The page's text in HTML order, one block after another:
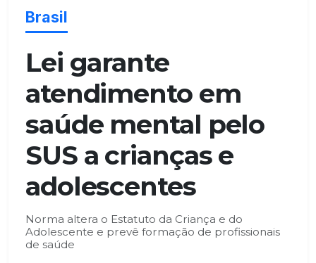
Brasil
Lei garante
atendimento em
saúde mental pelo
SUS a crianças e
adolescentes
Norma altera o Estatuto da Criança e do
Adolescente e prevê formação de profissionais
de saúde